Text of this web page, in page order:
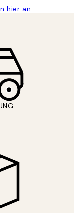
hier an